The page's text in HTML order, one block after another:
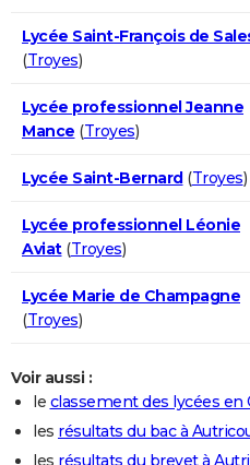
Lycée Saint-François de
(Troyes)
Lycée professionnel Jeanne
Mance (Troyes)
Lycée Saint-Bernard(Troyes)
Lycée professionnel Léonie
Aviat(Troyes)
Lycée Marie de Champagne
(Troyes)
Voir aussi :
le classement des lycées en
les résultats du bac à
les résultats du brevet à